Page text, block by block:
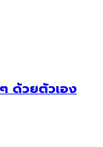
ด้วยตัวเอง